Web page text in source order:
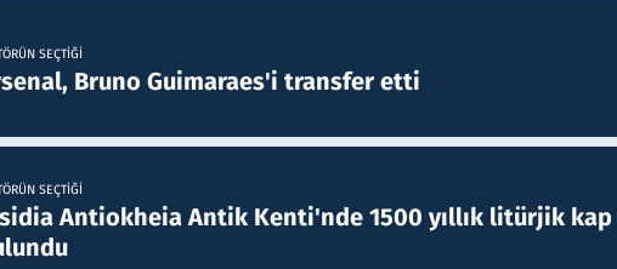
SEÇTIĞI
Bruno Guimaraes'i transfer etti
SEÇTIĞI
Antiokheia Antik Kenti'nde 1500 yıllık litürjik kap